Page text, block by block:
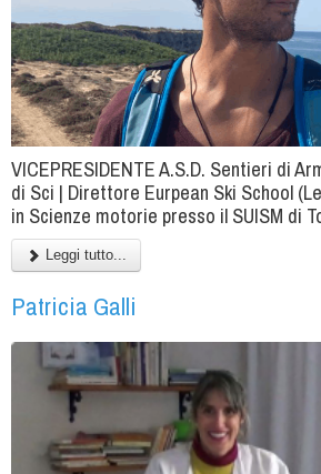
VICEPRESIDENTE A.S.D. Sentieri di
di Sci | Direttore Eurpean Ski School
in Scienze motorie presso il SUISM di
Leggi tutto...
Patricia Galli